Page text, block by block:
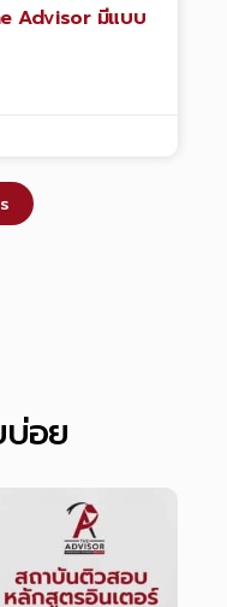
Advisor มีแบบ
อย